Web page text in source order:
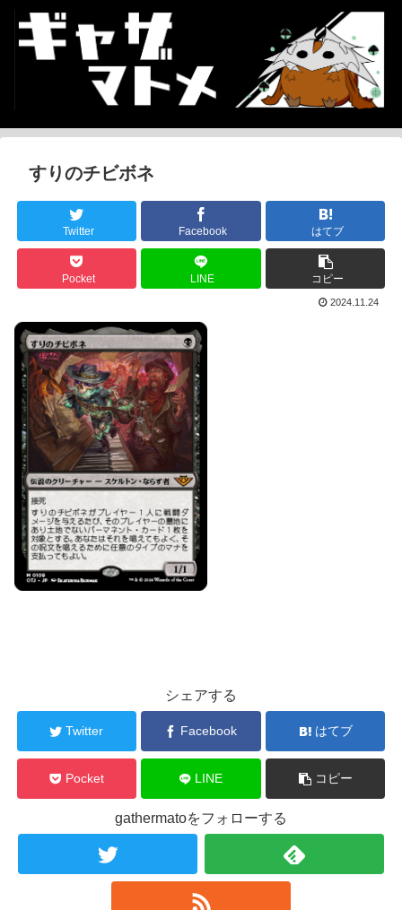
すりのチビボネ
Twitter Facebook はてブ
Pocket LINE コピー
2024.11.24
シェアする
Twitter Facebook はてブ
Pocket LINE コピー
gathermatoをフォローする